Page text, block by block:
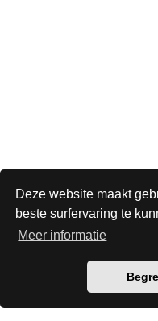
Deze website maakt
beste surfervaring te
Meer informatie